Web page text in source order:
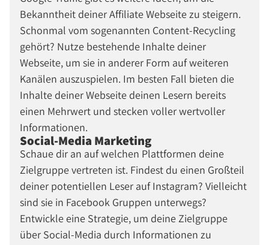
Bekanntheit deiner Affiliate Webseite zu steigern.
Schonmal vom sogenannten Content-Recycling
gehört? Nutze bestehende Inhalte deiner
Webseite, um sie in anderer Form auf weiteren
Kanälen auszuspielen. Im besten Fall bieten die
Inhalte deiner Webseite deinen Lesern bereits
einen Mehrwert und stecken voller wertvoller
Informationen.
Social-Media Marketing
Schaue dir an auf welchen Plattformen deine
Zielgruppe vertreten ist. Findest du einen Großteil
deiner potentiellen Leser auf Instagram? Vielleicht
sind sie in Facebook Gruppen unterwegs?
Entwickle eine Strategie, um deine Zielgruppe
über Social-Media durch Informationen zu